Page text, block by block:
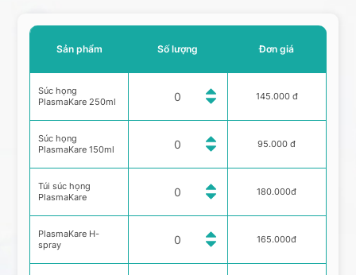
Sản phẩm
Súc họng
PlasmaKare 250ml
Súc họng
PlasmaKare 150ml
Túi súc họng
PlasmaKare
PlasmaKare H-
spray
Số lượng Đơn giá
145.000 đ
95.000 đ
180.000đ
165.000đ